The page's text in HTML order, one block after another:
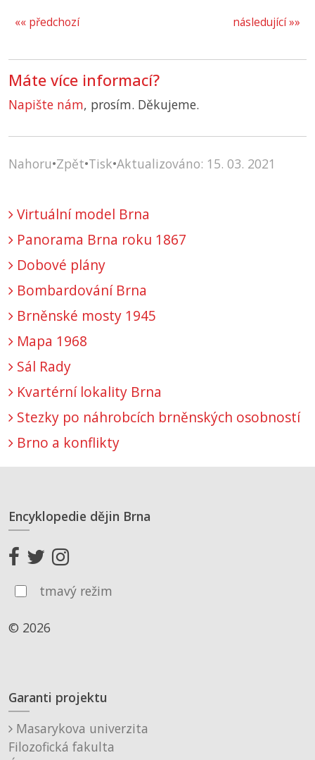
následující »»
«« předchozí
Máte více informací?
Napište nám, prosím. Děkujeme.
Nahoru•Zpět•Tisk•Aktualizováno: 15. 03. 2021
Virtuální model Brna
Panorama Brna roku 1867
Dobové plány
Bombardování Brna
Brněnské mosty 1945
Mapa 1968
Sál Rady
Kvartérní lokality Brna
Stezky po náhrobcích brněnských osobností
Brno a konflikty
Encyklopedie dějin Brna
tmavý režim
© 2026
Garanti projektu
Masarykova univerzita
Filozofická fakulta